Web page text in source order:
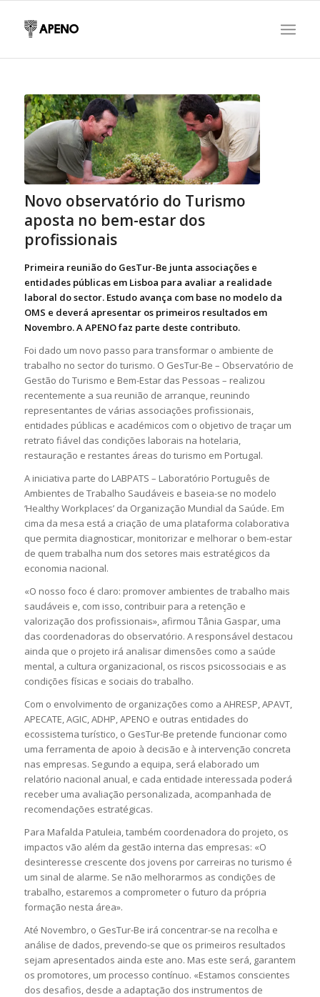
Novo observatório do Turismo
aposta no bem-estar dos
profissionais
Primeira reunião do GesTur-Be junta associações e
entidades públicas em Lisboa para avaliar a realidade
laboral do sector. Estudo avança com base no modelo da
OMS e deverá apresentar os primeiros resultados em
Novembro. A APENO faz parte deste contributo.
Foi dado um novo passo para transformar o ambiente de
trabalho no sector do turismo. O GesTur-Be – Observatório de
Gestão do Turismo e Bem-Estar das Pessoas – realizou
recentemente a sua reunião de arranque, reunindo
representantes de várias associações profissionais,
entidades públicas e académicos com o objetivo de traçar um
retrato fiável das condições laborais na hotelaria,
restauração e restantes áreas do turismo em Portugal.
A iniciativa parte do LABPATS – Laboratório Português de
Ambientes de Trabalho Saudáveis e baseia-se no modelo
‘Healthy Workplaces’ da Organização Mundial da Saúde. Em
cima da mesa está a criação de uma plataforma colaborativa
que permita diagnosticar, monitorizar e melhorar o bem-estar
de quem trabalha num dos setores mais estratégicos da
economia nacional.
«O nosso foco é claro: promover ambientes de trabalho mais
saudáveis e, com isso, contribuir para a retenção e
valorização dos profissionais», afirmou Tânia Gaspar, uma
das coordenadoras do observatório. A responsável destacou
ainda que o projeto irá analisar dimensões como a saúde
mental, a cultura organizacional, os riscos psicossociais e as
condições físicas e sociais do trabalho.
Com o envolvimento de organizações como a AHRESP, APAVT,
APECATE, AGIC, ADHP, APENO e outras entidades do
ecossistema turístico, o GesTur-Be pretende funcionar como
uma ferramenta de apoio à decisão e à intervenção concreta
nas empresas. Segundo a equipa, será elaborado um
relatório nacional anual, e cada entidade interessada poderá
receber uma avaliação personalizada, acompanhada de
recomendações estratégicas.
Para Mafalda Patuleia, também coordenadora do projeto, os
impactos vão além da gestão interna das empresas: «O
desinteresse crescente dos jovens por carreiras no turismo é
um sinal de alarme. Se não melhorarmos as condições de
trabalho, estaremos a comprometer o futuro da própria
formação nesta área».
Até Novembro, o GesTur-Be irá concentrar-se na recolha e
análise de dados, prevendo-se que os primeiros resultados
sejam apresentados ainda este ano. Mas este será, garantem
os promotores, um processo contínuo. «Estamos conscientes
dos desafios, desde a adaptação dos instrumentos de